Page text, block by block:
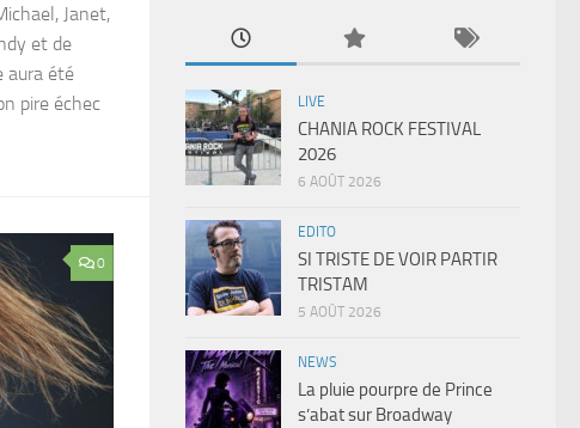
Janet,
et de
aura été
pire échec
0
LIVE
CHANIA ROCK FESTIVAL
2026
6 AOÛT 2026
EDITO
SI TRISTE DE VOIR PARTIR
TRISTAM
5 AOÛT 2026
NEWS
La pluie pourpre de Prince
s’abat sur Broadway